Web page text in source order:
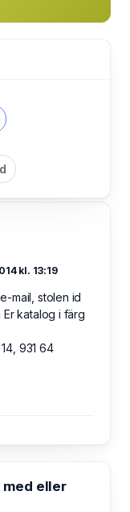
kl. 13:19
mail, stolen id
katalog i färg
931 64
eller